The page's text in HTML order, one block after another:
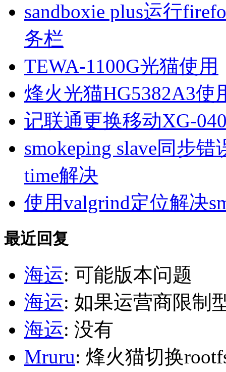
sandboxie plus运行
务栏
TEWA-1100G光猫使用
烽火光猫HG5382A3使
记联通更换移动XG-
smokeping slave同步错
time解决
使用valgrind定位解决
最近回复
海运: 可能版本问题
海运: 如果运营商限制
海运: 没有
Mruru: 烽火猫切换